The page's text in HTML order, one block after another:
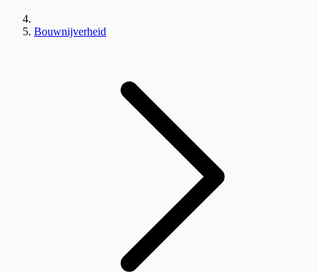
Bouwnijverheid